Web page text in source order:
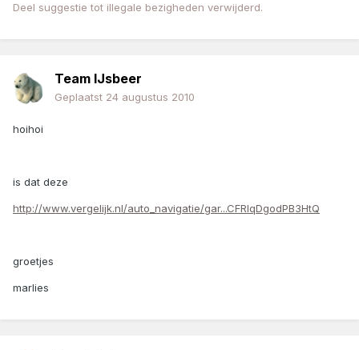
Deel suggestie tot illegale bezigheden verwijderd.
Team IJsbeer
Geplaatst 24 augustus 2010
hoihoi
is dat deze
http://www.vergelijk.nl/auto_navigatie/gar...CFRIqDgodPB3HtQ
groetjes
marlies